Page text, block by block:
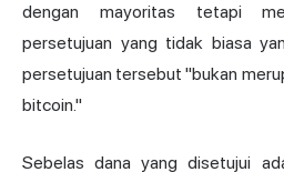
dengan mayoritas tetapi
persetujuan yang tidak biasa
persetujuan tersebut "bukan
bitcoin."
Sebelas dana yang disetujui